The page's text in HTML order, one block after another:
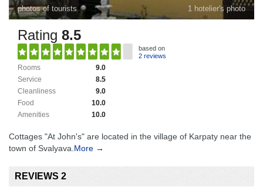
photos of tourists 1 hotelier's photo
Rating 8.5
based on
2 reviews
9.0
Rooms
8.5
Service
9.0
Cleanliness
10.0
Food
10.0
Amenities
Cottages "At John's" are located in the village of Karpaty near the
town of Svalyava. More →
REVIEWS 2